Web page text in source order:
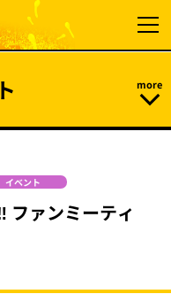
イベント
ファンミーティ